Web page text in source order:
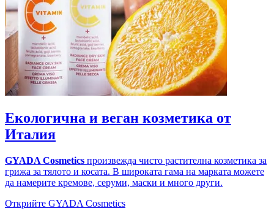
Екологична и веган козметика от
Италия
GYADA Cosmetics произвежда чисто растителна козметика за
грижа за тялото и косата. В широката гама на марката можете
да намерите кремове, серуми, маски и много други.
Открийте GYADA Cosmetics